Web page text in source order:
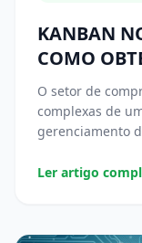
KANBAN
COMO
TÉCNICA
O setor de
complexas de
gerenciamento
Ler artigo